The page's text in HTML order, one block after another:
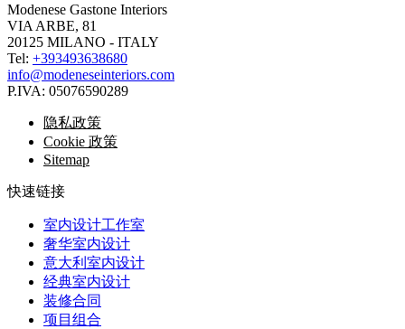
Modenese Gastone Interiors
VIA ARBE, 81
20125 MILANO - ITALY
Tel: +393493638680
info@modeneseinteriors.com
P.IVA: 05076590289
隐私政策
Cookie 政策
Sitemap
快速链接
室内设计工作室
奢华室内设计
意大利室内设计
经典室内设计
装修合同
项目组合